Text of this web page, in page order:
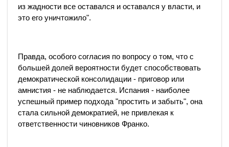
из жадности все оставался и оставался у власти, и
это его уничтожило".
Правда, особого согласия по вопросу о том, что с
большей долей вероятности будет способствовать
демократической консолидации - приговор или
амнистия - не наблюдается. Испания - наиболее
успешный пример подхода "простить и забыть", она
стала сильной демократией, не привлекая к
ответственности чиновников Франко.